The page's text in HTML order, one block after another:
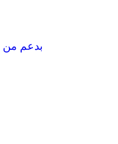
بدعم من